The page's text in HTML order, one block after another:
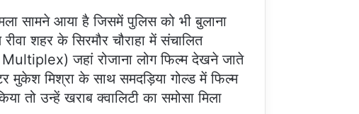
सामने आया है जिसमें पुलिस को भी बुलाना
शहर के सिरमौर चौराहा में संचालित
जहां रोजाना लोग फिल्म देखने जाते
मुकेश मिश्रा के साथ समदड़िया गोल्ड में फिल्म
तो उन्हें खराब क्वालिटी का समोसा मिला